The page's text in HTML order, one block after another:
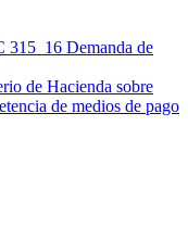
315_16 Demanda de
de Hacienda sobre
de medios de pago